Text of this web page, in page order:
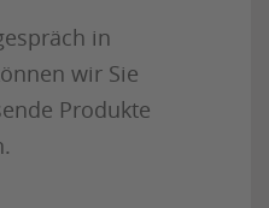
in
wir Sie
Produkte